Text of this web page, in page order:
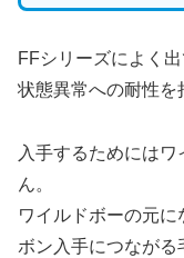
FFシリーズによく
状態異常への耐性を
入手するためには
ん。
ワイルドボーの元に
ボン入手につながる